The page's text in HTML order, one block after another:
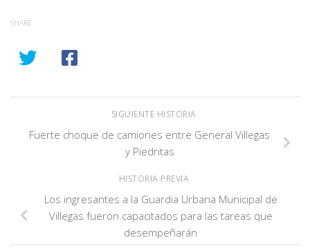
SHARE
SIGUIENTE HISTORIA
Fuerte choque de camiones entre General Villegas
y Piedritas
HISTORIA PREVIA
Los ingresantes a la Guardia Urbana Municipal de
Villegas fueron capacitados para las tareas que
desempeñarán